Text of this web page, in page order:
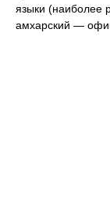
языки (наиболее
амхарский —